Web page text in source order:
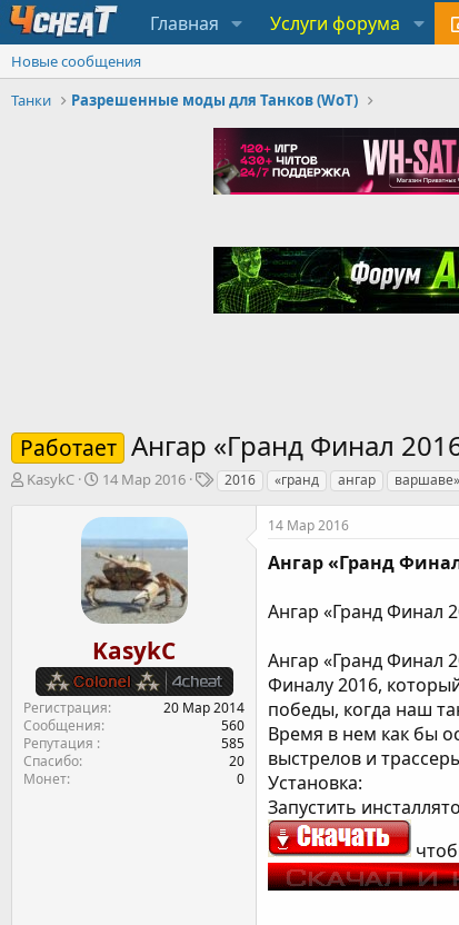
Главная Услуги форума
Новые сообщения
Танки
Разрешенные моды для Танков (WoT)
Работает Ангар «Гранд Финал
А
KasykC
Д
т
а
н
а
ч
а
л
а
14 Мар 2016
Т2016 «гранд ангар варшаве»
KasykC
Регистрация
20 Мар 2014
Сообщения
560
Репутация
585
Спасибо
20
Монет
0
14 Мар 2016
Ангар «Гранд
Ангар «Гранд Финал
Ангар «Гранд Финал
Финалу 2016,
победы, когда наш
Время в нем как бы
выстрелов и
Установка:
Запустить